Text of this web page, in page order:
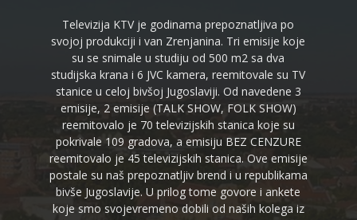
Televizija KTV je godinama prepoznatljiva po
svojoj produkciji i van Zrenjanina. Tri emisije koje
su se snimale u studiju od 500 m2 sa dva
studijska krana i 6 JVC kamera, reemitovale su TV
stanice u celoj bivšoj Jugoslaviji. Od navedene 3
emisije, 2 emisije (TALK SHOW, FOLK SHOW)
reemitovalo je 70 televizijskih stanica koje su
pokrivale 109 gradova, a emisiju BEZ CENZURE
reemitovalo je 45 televizijskih stanica. Ove emisije
postale su naš prepoznatljiv brend i u republikama
bivše Jugoslavije. U prilog tome govore i ankete
koje smo svojevremeno dobili od naših kolega iz